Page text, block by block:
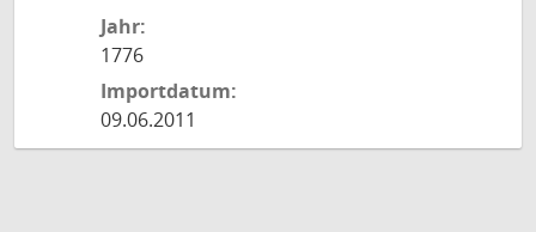
Jahr:
1776
Importdatum:
09.06.2011